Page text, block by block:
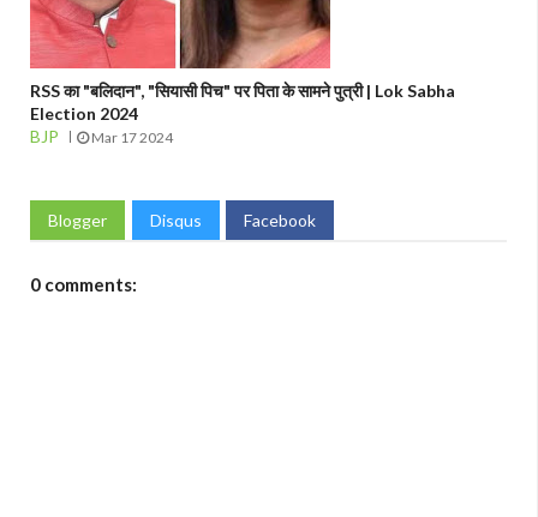
RSS का "बलिदान", "सियासी पिच" पर पिता के सामने पुत्री | Lok Sabha
Election 2024
BJP
Mar 17 2024
Blogger Disqus Facebook
0 comments: